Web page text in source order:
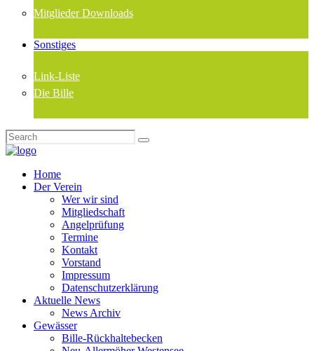
Mitglieder Downloads
Sonstiges
Link-Liste
Die Bille
Home
Der Verein
Wer wir sind
Mitgliedschaft
Angelprüfung
Termine
Kontakt
Vorstand
Impressum
Datenschutzerklärung
Aktuelle News
News Archiv
Gewässer
Bille-Rückhaltebecken